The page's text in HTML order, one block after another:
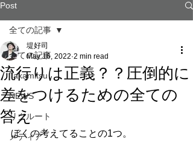
Post
全ての記事
Takamitsu
NEWS
リクルート
メディア
全ての記事
流行りは正義？？圧倒的に
差をつけるための全ての
答え
堤好司
May 16, 2022 2 min read
ぼくの考えてることの1つ。